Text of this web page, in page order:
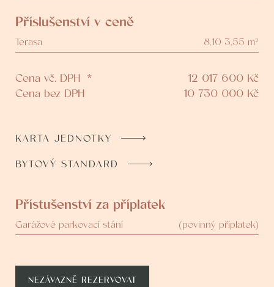
Příslušenství v ceně
Terasa 8,10 3,55 m²
Cena vč. DPH * 12 017 600 Kč
Cena bez DPH
10 730 000 Kč
KARTA JEDNOTKY
BYTOVÝ STANDARD
Přístušenství za příplatek
Garážové parkovací stání (povinný příplatek)
NEZÁVAZNĚ REZERVOVAT